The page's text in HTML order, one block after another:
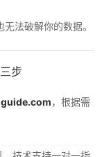
法破解你的数据。
步
，根据需